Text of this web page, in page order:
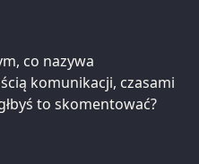
co nazywa
komunikacji, czasami
to skomentować?